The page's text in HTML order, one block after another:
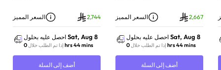
Controller لاسلكية – أبيض
السعر المميز 2,744
احصل عليه بحلول Sat, Aug 8
إذا تم الطلب خلال 0 hrs 44 mins
أضف إلى السلة
السعر المميز 2,667
احصل عليه بحلول Sat, Aug 8
إذا تم الطلب خلال 0 hrs 44 mins
أضف إلى السلة